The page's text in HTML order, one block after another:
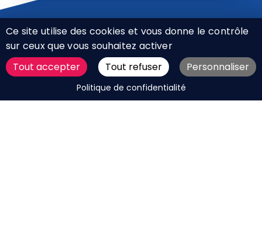
DEMANDER UN DEVIS
CHARTE RÉSEAUX SOCIAUX
MENTIONS LÉGALES
Ce site utilise des cookies et vous donne le contrôle
sur ceux que vous souhaitez activer
Tout accepter
Tout refuser Personnaliser
Politique de confidentialité